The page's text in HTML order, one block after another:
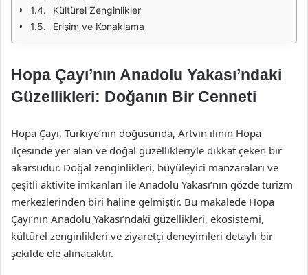
Kültürel Zenginlikler
Erişim ve Konaklama
Hopa Çayı’nın Anadolu Yakası’ndaki
Güzellikleri: Doğanın Bir Cenneti
Hopa Çayı, Türkiye’nin doğusunda, Artvin ilinin Hopa
ilçesinde yer alan ve doğal güzellikleriyle dikkat çeken bir
akarsudur. Doğal zenginlikleri, büyüleyici manzaraları ve
çeşitli aktivite imkanları ile Anadolu Yakası’nın gözde turizm
merkezlerinden biri haline gelmiştir. Bu makalede Hopa
Çayı’nın Anadolu Yakası’ndaki güzellikleri, ekosistemi,
kültürel zenginlikleri ve ziyaretçi deneyimleri detaylı bir
şekilde ele alınacaktır.